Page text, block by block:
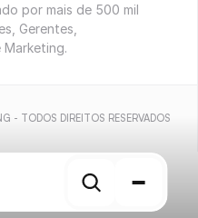
por mais de 500 mil
Gerentes,
- TODOS DIREITOS RESERVADOS